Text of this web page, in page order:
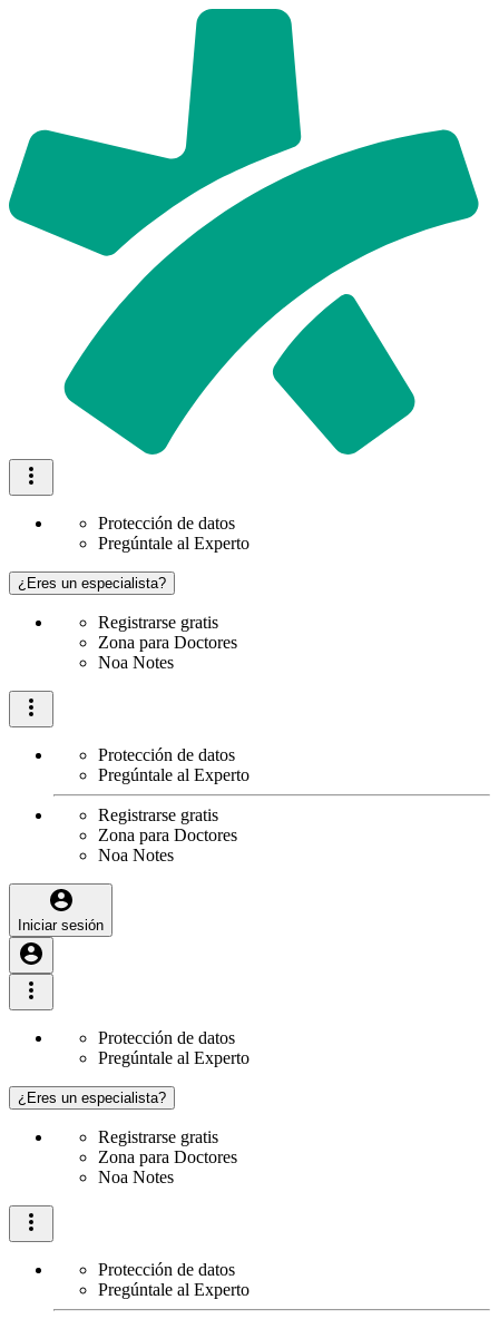
Protección de datos
Pregúntale al Experto
¿Eres un especialista?
Registrarse gratis
Zona para Doctores
Noa Notes
Protección de datos
Pregúntale al Experto
Registrarse gratis
Zona para Doctores
Noa Notes
Iniciar sesión
Protección de datos
Pregúntale al Experto
¿Eres un especialista?
Registrarse gratis
Zona para Doctores
Noa Notes
Protección de datos
Pregúntale al Experto